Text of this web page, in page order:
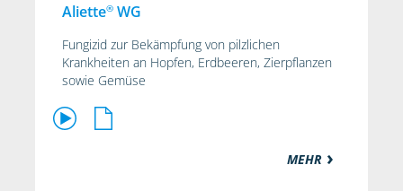
Aliette® WG
Fungizid zur Bekämpfung von pilzlichen
Krankheiten an Hopfen, Erdbeeren, Zierpflanzen
sowie Gemüse
MEHR